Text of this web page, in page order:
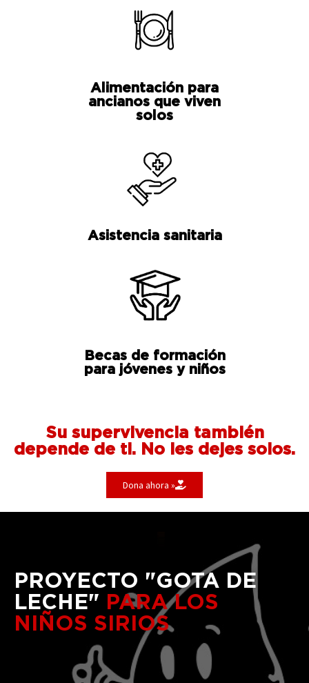
Alimentación para
ancianos que viven
solos
Asistencia sanitaria
Becas de formación
para jóvenes y niños
Su supervivencia también
depende de ti. No les dejes solos.
Dona ahora »
PROYECTO "GOTA DE
LECHE" PARA LOS
NIÑOS SIRIOS